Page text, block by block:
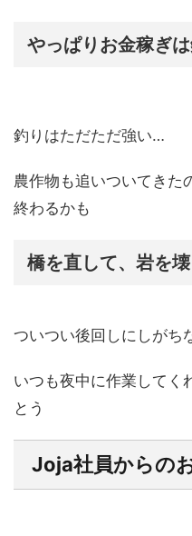
やっぱりお金稼ぎは
釣りはただただ強い…
農作物も追いついてきた
終わるかも
橋を直して、岩を
ついつい後回しにしがち
いつも夜中に作業してく
とう
Joja社員からの